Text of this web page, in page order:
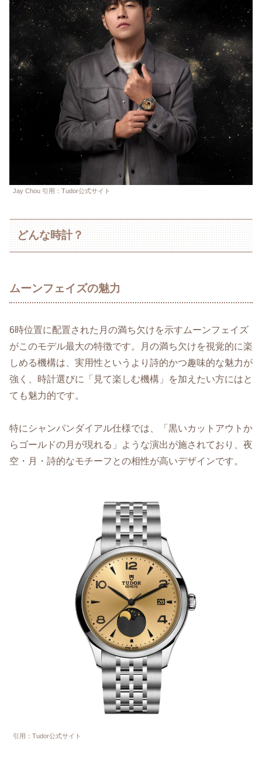
Jay Chou 引用：Tudor公式サイト
どんな時計？
ムーンフェイズの魅力
6時位置に配置された月の満ち欠けを示すムーンフェイズ
がこのモデル最大の特徴です。月の満ち欠けを視覚的に楽
しめる機構は、実用性というより詩的かつ趣味的な魅力が
強く、時計選びに「見て楽しむ機構」を加えたい方にはと
ても魅力的です。
特にシャンパンダイアル仕様では、「黒いカットアウトか
らゴールドの月が現れる」ような演出が施されており、夜
空・月・詩的なモチーフとの相性が高いデザインです。
引用：Tudor公式サイト